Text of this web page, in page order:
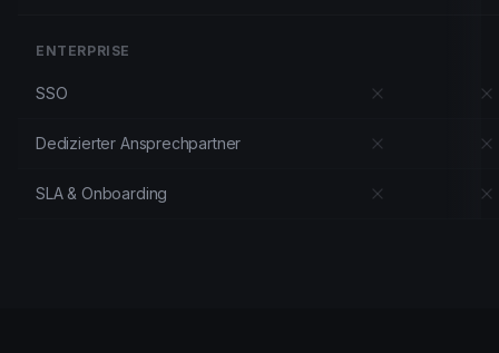
ENTERPRISE
SSO
Dedizierter Ansprechpartner
SLA & Onboarding